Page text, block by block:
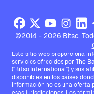
©2014 - 2026 Bitso.
Este sitio web proporciona
servicios ofrecidos por The
("Bitso International") y sus
disponibles en los países
información no es una oferta